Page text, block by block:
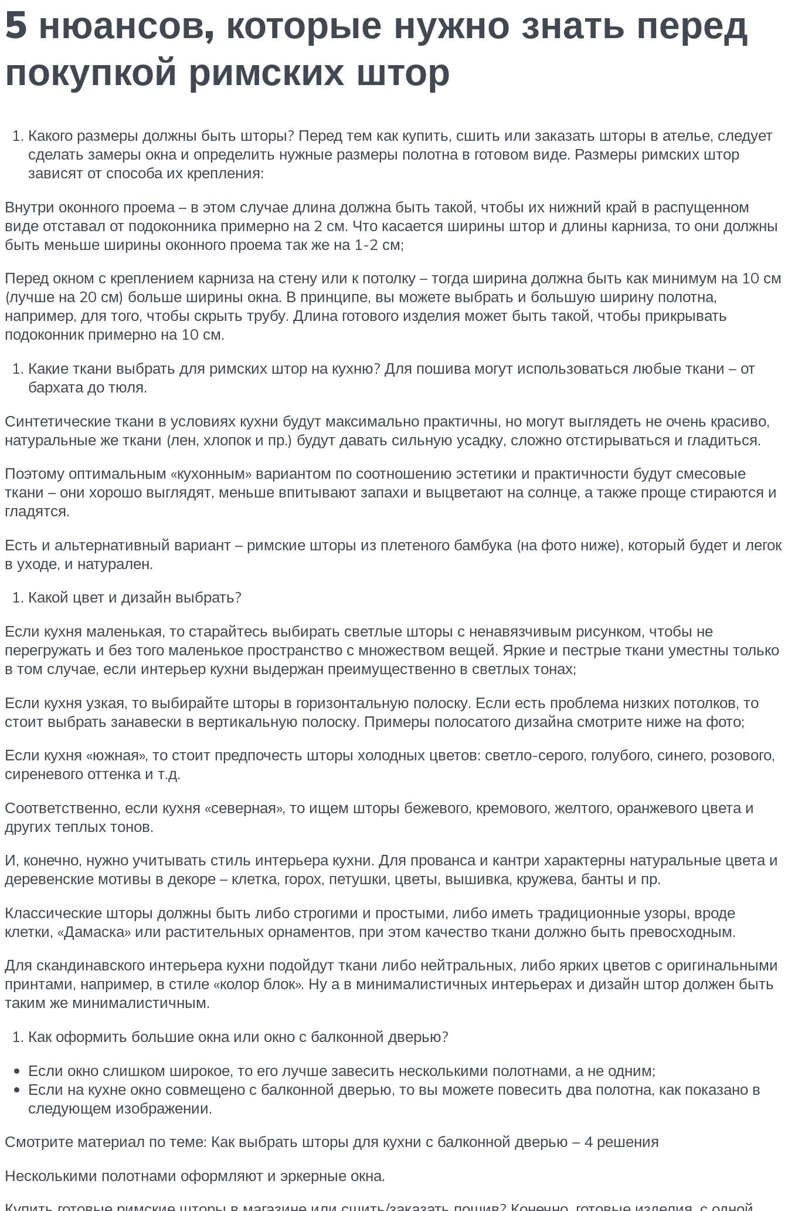
5 нюансов, которые нужно знать перед
покупкой римских штор
Какого размеры должны быть шторы? Перед тем как купить, сшить или заказать шторы в ателье, следует
сделать замеры окна и определить нужные размеры полотна в готовом виде. Размеры римских штор
зависят от способа их крепления:
Внутри оконного проема – в этом случае длина должна быть такой, чтобы их нижний край в распущенном
виде отставал от подоконника примерно на 2 см. Что касается ширины штор и длины карниза, то они должны
быть меньше ширины оконного проема так же на 1-2 см;
Перед окном с креплением карниза на стену или к потолку – тогда ширина должна быть как минимум на 10 см
(лучше на 20 см) больше ширины окна. В принципе, вы можете выбрать и большую ширину полотна,
например, для того, чтобы скрыть трубу. Длина готового изделия может быть такой, чтобы прикрывать
подоконник примерно на 10 см.
Какие ткани выбрать для римских штор на кухню? Для пошива могут использоваться любые ткани – от
бархата до тюля.
Синтетические ткани в условиях кухни будут максимально практичны, но могут выглядеть не очень красиво,
натуральные же ткани (лен, хлопок и пр.) будут давать сильную усадку, сложно отстирываться и гладиться.
Поэтому оптимальным «кухонным» вариантом по соотношению эстетики и практичности будут смесовые
ткани – они хорошо выглядят, меньше впитывают запахи и выцветают на солнце, а также проще стираются и
гладятся.
Есть и альтернативный вариант – римские шторы из плетеного бамбука (на фото ниже), который будет и легок
в уходе, и натурален.
Какой цвет и дизайн выбрать?
Если кухня маленькая, то старайтесь выбирать светлые шторы с ненавязчивым рисунком, чтобы не
перегружать и без того маленькое пространство с множеством вещей. Яркие и пестрые ткани уместны только
в том случае, если интерьер кухни выдержан преимущественно в светлых тонах;
Если кухня узкая, то выбирайте шторы в горизонтальную полоску. Если есть проблема низких потолков, то
стоит выбрать занавески в вертикальную полоску. Примеры полосатого дизайна смотрите ниже на фото;
Если кухня «южная», то стоит предпочесть шторы холодных цветов: светло-серого, голубого, синего, розового,
сиреневого оттенка и т.д.
Соответственно, если кухня «северная», то ищем шторы бежевого, кремового, желтого, оранжевого цвета и
других теплых тонов.
И, конечно, нужно учитывать стиль интерьера кухни. Для прованса и кантри характерны натуральные цвета и
деревенские мотивы в декоре – клетка, горох, петушки, цветы, вышивка, кружева, банты и пр.
Классические шторы должны быть либо строгими и простыми, либо иметь традиционные узоры, вроде
клетки, «Дамаска» или растительных орнаментов, при этом качество ткани должно быть превосходным.
Для скандинавского интерьера кухни подойдут ткани либо нейтральных, либо ярких цветов с оригинальными
принтами, например, в стиле «колор блок». Ну а в минималистичных интерьерах и дизайн штор должен быть
таким же минималистичным.
Как оформить большие окна или окно с балконной дверью?
Если окно слишком широкое, то его лучше завесить несколькими полотнами, а не одним;
Если на кухне окно совмещено с балконной дверью, то вы можете повесить два полотна, как показано в
следующем изображении.
Смотрите материал по теме: Как выбрать шторы для кухни с балконной дверью – 4 решения
Несколькими полотнами оформляют и эркерные окна.